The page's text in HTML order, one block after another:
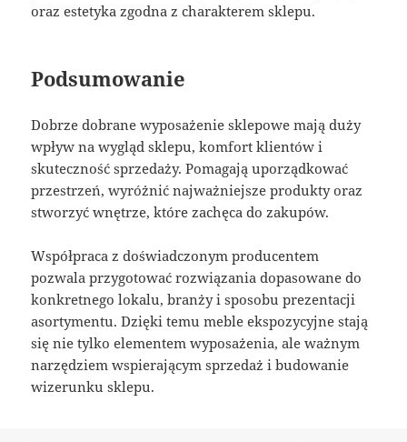
oraz estetyka zgodna z charakterem sklepu.
Podsumowanie
Dobrze dobrane wyposażenie sklepowe mają duży
wpływ na wygląd sklepu, komfort klientów i
skuteczność sprzedaży. Pomagają uporządkować
przestrzeń, wyróżnić najważniejsze produkty oraz
stworzyć wnętrze, które zachęca do zakupów.
Współpraca z doświadczonym producentem
pozwala przygotować rozwiązania dopasowane do
konkretnego lokalu, branży i sposobu prezentacji
asortymentu. Dzięki temu meble ekspozycyjne stają
się nie tylko elementem wyposażenia, ale ważnym
narzędziem wspierającym sprzedaż i budowanie
wizerunku sklepu.